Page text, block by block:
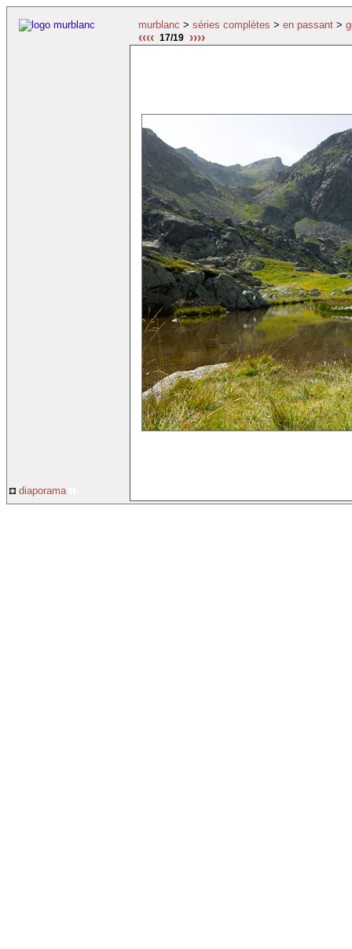
murblanc > séries complètes > en passant >
‹‹‹‹ 17/19 ››››
diaporama